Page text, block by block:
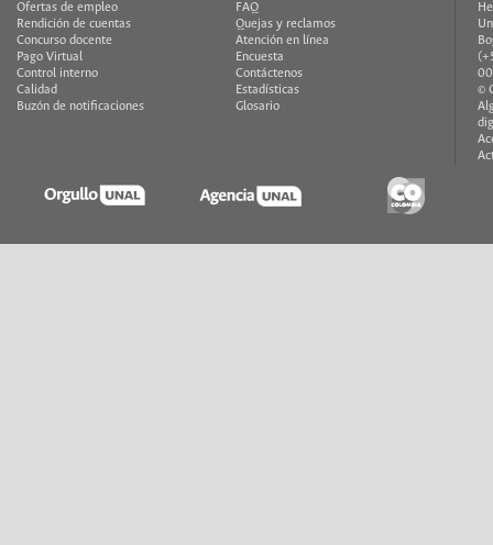
Ofertas de empleo
Rendición de cuentas
Concurso docente
Pago Virtual
Control interno
Calidad
Buzón de notificaciones
FAQ
Quejas y reclamos
Atención en línea
Encuesta
Contáctenos
Estadísticas
Glosario
©